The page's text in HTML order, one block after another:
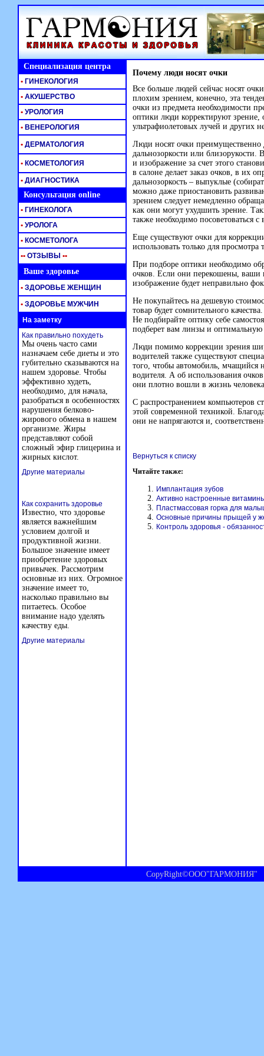
Специализация центра Почему люди носят очки
Все больше людей сейчас носят
плохим зрением, конечно, эта
очки из предмета необходимости
оптики люди корректируют зрение,
ультрафиолетовых лучей и других
Люди носят очки преимущественно
дальнозоркости или близорукости.
и изображение за счет этого
в салоне делает заказ очков, в их
дальнозоркость – выпуклые
можно даже приостановить
зрением следует немедленно
как они могут ухудшить зрение.
также необходимо посоветоваться с
Еще существуют очки для
использовать только для
При подборе оптики необходимо
очков. Если они перекошены, ваши
изображение будет неправильно
Не покупайтесь на дешевую
товар будет сомнительного
Не подбирайте оптику себе
подберет вам линзы и оптимальную
Люди помимо коррекции зрения
водителей также существуют
того, чтобы автомобиль, мчащийся
водителя. А об использования
они плотно вошли в жизнь
С распространением компьютеров
этой современной техникой.
они не напрягаются и,
Вернуться к списку
Читайте также:
Имплантация зубов
Активно настроенные
Пластмассовая горка для
Основные причины прыщей у
Контроль здоровья -
• ГИНЕКОЛОГИЯ
• АКУШЕРСТВО
• УРОЛОГИЯ
• ВЕНЕРОЛОГИЯ
• ДЕРМАТОЛОГИЯ
• КОСМЕТОЛОГИЯ
• ДИАГНОСТИКА
Консультация online
• ГИНЕКОЛОГА
• УРОЛОГА
• КОСМЕТОЛОГА
•• ОТЗЫВЫ ••
Ваше здоровье
• ЗДОРОВЬЕ ЖЕНЩИН
• ЗДОРОВЬЕ МУЖЧИН
На заметку
Как правильно похудеть
Мы очень часто сами
назначаем себе диеты и это
губительно сказываются на
нашем здоровье. Чтобы
эффективно худеть,
необходимо, для начала,
разобраться в особенностях
нарушения белково-
жирового обмена в нашем
организме. Жиры
представляют собой
сложный эфир глицерина и
жирных кислот.
Другие материалы
Как сохранить здоровье
Известно, что здоровье
является важнейшим
условием долгой и
продуктивной жизни.
Большое значение имеет
приобретение здоровых
привычек. Рассмотрим
основные из них. Огромное
значение имеет то,
насколько правильно вы
питаетесь. Особое
внимание надо уделять
качеству еды.
Другие материалы